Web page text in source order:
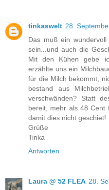
tinkaswelt 28.
Das muß ein wundervoll
sein...und auch die
Mit den Kühen gebe
erzählte uns ein
für die Milch bekommt,
bestand aus
verschwänden? Statt
bereit, mehr als 48 Cent
damit dies nicht geschiet!
Grüße
Tinka
Antworten
Laura @ 52 FLEA 28.